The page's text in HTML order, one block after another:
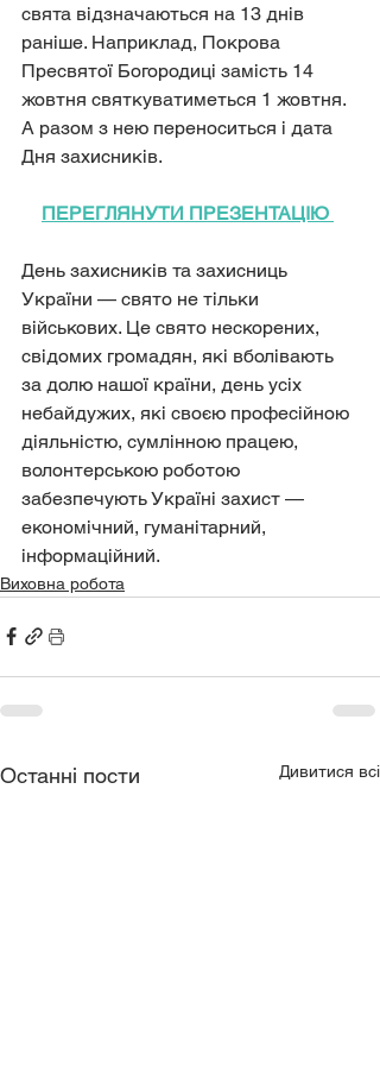
свята відзначаються на 13 днів
раніше. Наприклад, Покрова
Пресвятої Богородиці замість 14
жовтня святкуватиметься 1 жовтня.
А разом з нею переноситься і дата
Дня захисників.
ПЕРЕГЛЯНУТИ ПРЕЗЕНТАЦІЮ
День захисників та захисниць
України — свято не тільки
військових. Це свято нескорених,
свідомих громадян, які вболівають
за долю нашої країни, день усіх
небайдужих, які своєю професійною
діяльністю, сумлінною працею,
волонтерською роботою
забезпечують Україні захист —
економічний, гуманітарний,
інформаційний.
Виховна робота
Останні пости Дивитися всі